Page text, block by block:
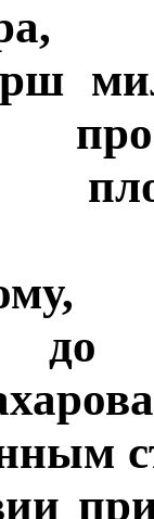
до